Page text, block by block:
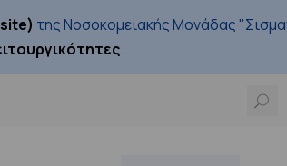
της Νοσοκομειακής Μονάδας
.